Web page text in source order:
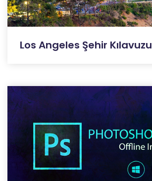
Los Angeles Şehir Kılavuzu